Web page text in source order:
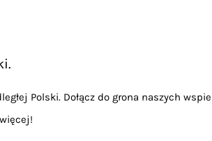
Polski. Dołącz do grona naszych